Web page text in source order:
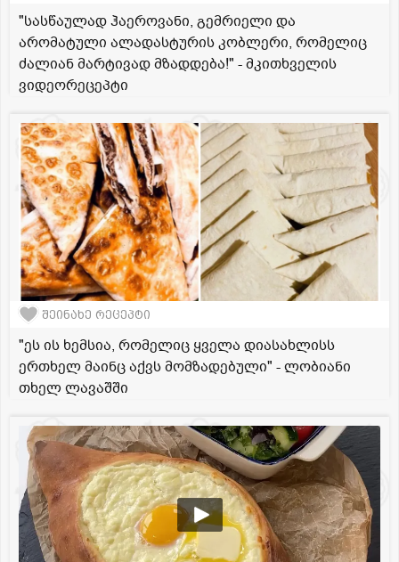
"სასწაულად ჰაეროვანი, გემრიელი და
არომატული ალადასტურის კობლერი, რომელიც
ძალიან მარტივად მზადდება!" - მკითხველის
ვიდეორეცეპტი
შეინახე რეცეპტი
"ეს ის ხემსია, რომელიც ყველა დიასახლისს
ერთხელ მაინც აქვს მომზადებული" - ლობიანი
თხელ ლავაშში